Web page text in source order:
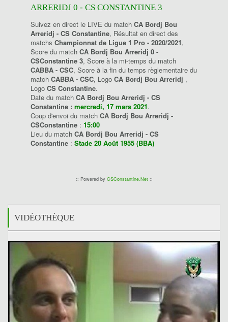
ARRERIDJ 0 - CS CONSTANTINE 3
Suivez en direct le LIVE du match CA Bordj Bou
Arreridj - CS Constantine, Résultat en direct des
matchs Championnat de Ligue 1 Pro - 2020/2021,
Score du match CA Bordj Bou Arreridj 0 -
CSConstantine 3, Score à la mi-temps du match
CABBA - CSC, Score à la fin du temps règlementaire du
match CABBA - CSC, Logo CA Bordj Bou Arreridj ,
Logo CS Constantine.
Date du match CA Bordj Bou Arreridj - CS
Constantine : mercredi, 17 mars 2021.
Coup d'envoi du match CA Bordj Bou Arreridj -
CSConstantine : 15:00
Lieu du match CA Bordj Bou Arreridj - CS
Constantine : Stade 20 Août 1955 (BBA)
:: Powered by CSConstantine.Net::
VIDÉOTHÈQUE